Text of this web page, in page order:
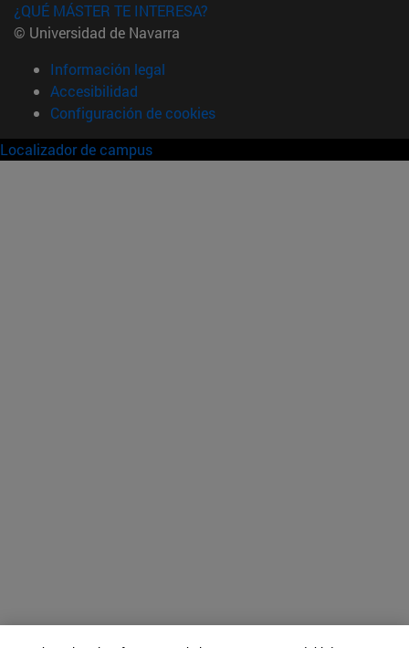
¿QUÉ MÁSTER TE INTERESA?
© Universidad de Navarra
Información legal
Accesibilidad
Configuración de cookies
Localizador de campus